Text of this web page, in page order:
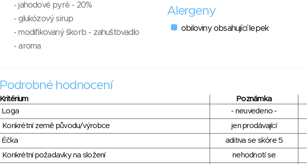
- jahodové pyré - 20%
- glukózový sirup
- modifikovaný škorb - zahušťovadlo
- aroma
Alergeny
obiloviny obsahující lepek
Podrobné hodnocení
Kritérium Poznámka
Loga
- neuvedeno -
Konkrétní země původu/výrobce
jen prodávající
Éčka
aditiva se skóre 5
Konkrétní požadavky na složení
nehodnotí se